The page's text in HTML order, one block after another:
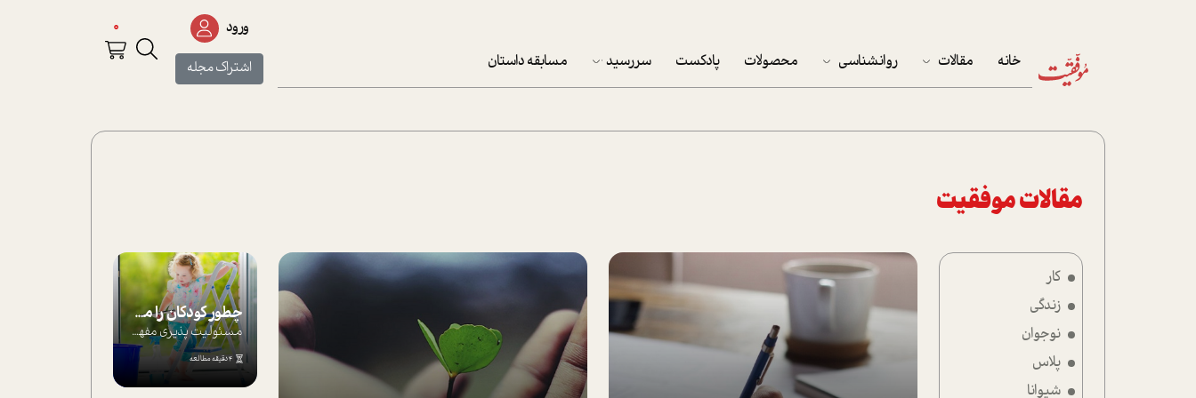
خانه مقالات
پرونده ویژه
روانشناسی محصولات پادکست سررسید
تقویم دیواری
مسابقه داستان
ورود
اشتراک مجله
0
مقالات موفقیت
کار
زندگی
نوجوان
پلاس
شیوانا
چطور کودکان را مسئولیت‌پذیر بار بیاورید؟
مسئولیت پذیری مفهومی ا ست که هر چه کودکت...
4 دقیقه مطالعه